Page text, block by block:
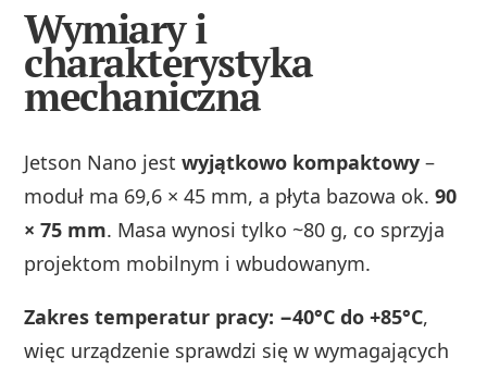
Wymiary i
charakterystyka
mechaniczna
Jetson Nano jestwyjątkowo kompaktowy –
moduł ma 69,6 × 45 mm, a płyta bazowa ok.90
× 75 mm. Masa wynosi tylko ~80 g, co sprzyja
projektom mobilnym i wbudowanym.
Zakres temperatur pracy: −40°C do +85°C,
więc urządzenie sprawdzi się w wymagających